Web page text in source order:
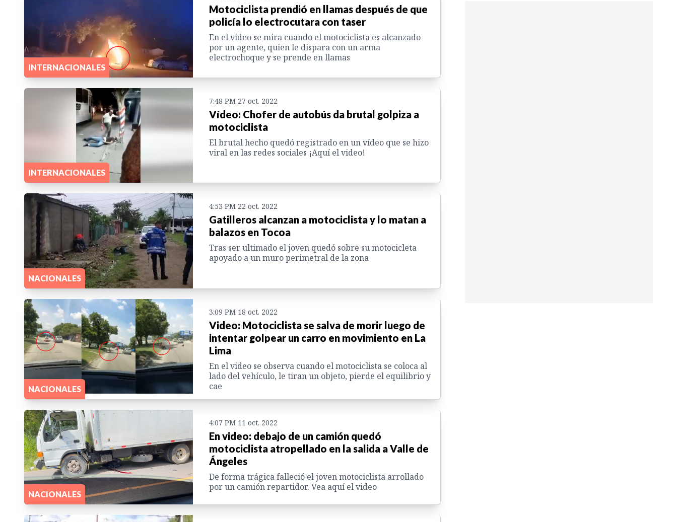
INTERNACIONALES
Motociclista prendió en llamas después de que
policía lo electrocutara con taser
En el video se mira cuando el motociclista es alcanzado
por un agente, quien le dispara con un arma
electrochoque y se prende en llamas
INTERNACIONALES
7:48 PM 27 oct. 2022
Vídeo: Chofer de autobús da brutal golpiza a
motociclista
El brutal hecho quedó registrado en un vídeo que se hizo
viral en las redes sociales ¡Aquí el video!
NACIONALES
4:53 PM 22 oct. 2022
Gatilleros alcanzan a motociclista y lo matan a
balazos en Tocoa
Tras ser ultimado el joven quedó sobre su motocicleta
apoyado a un muro perimetral de la zona
NACIONALES
3:09 PM 18 oct. 2022
Video: Motociclista se salva de morir luego de
intentar golpear un carro en movimiento en La
Lima
En el video se observa cuando el motociclista se coloca al
lado del vehículo, le tiran un objeto, pierde el equilibrio y
cae
NACIONALES
4:07 PM 11 oct. 2022
En video: debajo de un camión quedó
motociclista atropellado en la salida a Valle de
Ángeles
De forma trágica falleció el joven motociclista arrollado
por un camión repartidor. Vea aquí el video